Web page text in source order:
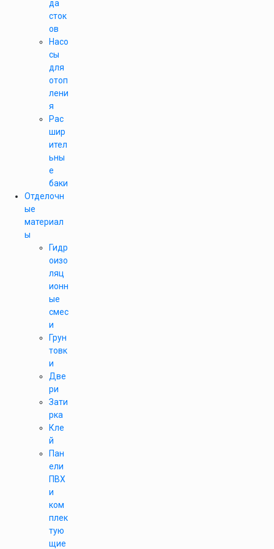
да
сток
ов
Насо
сы
для
отоп
лени
я
Рас
шир
ител
ьны
е
баки
Отделочн
ые
материал
ы
Гидр
оизо
ляц
ионн
ые
смес
и
Грун
товк
и
Две
ри
Зати
рка
Кле
й
Пан
ели
ПВХ
и
ком
плек
тую
щие